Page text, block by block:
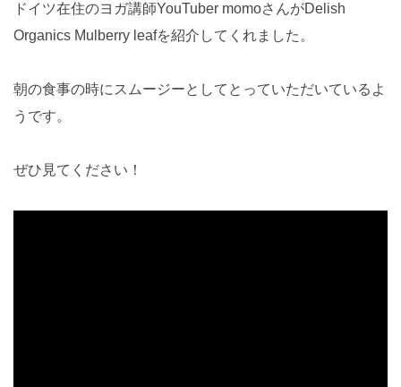
ドイツ在住のヨガ講師YouTuber momoさんがDelish
Organics Mulberry leafを紹介してくれました。
朝の食事の時にスムージーとしてとっていただいているよ
うです。
ぜひ見てください！